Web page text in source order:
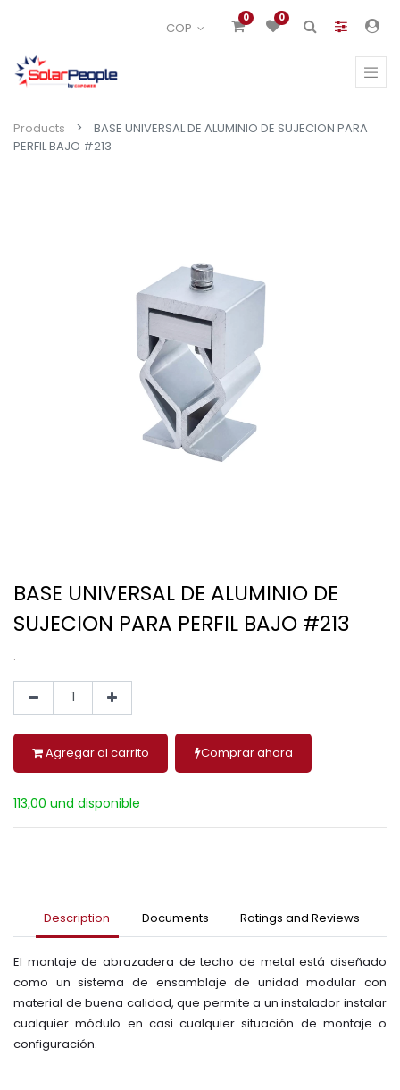
COP
0 0
Products
BASE UNIVERSAL DE ALUMINIO DE SUJECION PARA
PERFIL BAJO #213
BASE UNIVERSAL DE ALUMINIO DE
SUJECION PARA PERFIL BAJO #213
.
Agregar al carrito Comprar ahora
113,00 und disponible
Description Documents Ratings and Reviews
El montaje de abrazadera de techo de metal está diseñado
como un sistema de ensamblaje de unidad modular con
material de buena calidad, que permite a un instalador instalar
cualquier módulo en casi cualquier situación de montaje o
configuración.